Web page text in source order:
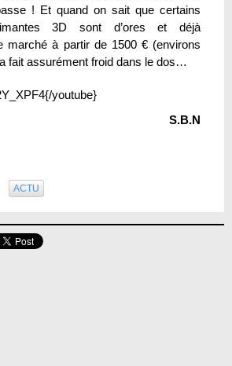
! Et quand on sait que certains
3D sont d’ores et déjà
marché à partir de 1500 € (environs
fait assurément froid dans le dos…
youtube}
S.B.N
ACTU